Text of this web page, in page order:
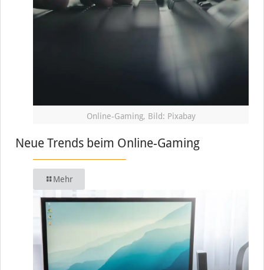
Online-Gaming, Bild: Pixabay
Neue Trends beim Online-Gaming
Mehr